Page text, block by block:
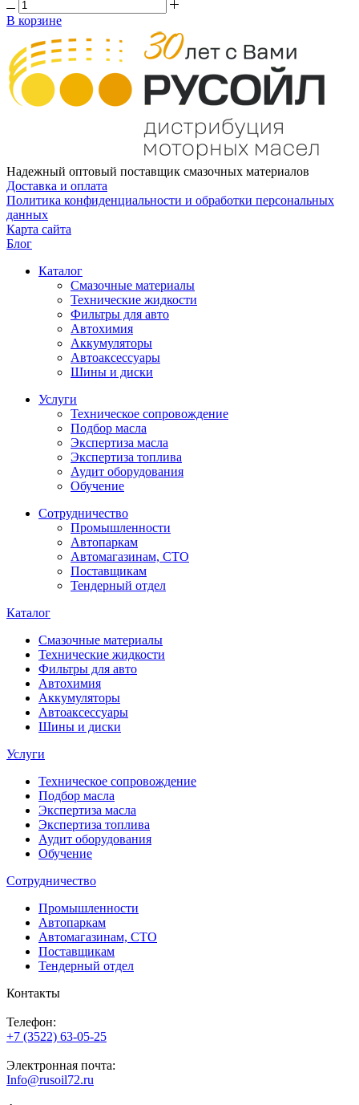
В корзине
Надежный оптовый поставщик смазочных материалов
Доставка и оплата
Политика конфиденциальности и обработки персональных
данных
Карта сайта
Блог
Каталог
Смазочные материалы
Технические жидкости
Фильтры для авто
Автохимия
Аккумуляторы
Автоаксессуары
Шины и диски
Услуги
Техническое сопровождение
Подбор масла
Экспертиза масла
Экспертиза топлива
Аудит оборудования
Обучение
Сотрудничество
Промышленности
Автопаркам
Автомагазинам, СТО
Поставщикам
Тендерный отдел
Каталог
Смазочные материалы
Технические жидкости
Фильтры для авто
Автохимия
Аккумуляторы
Автоаксессуары
Шины и диски
Услуги
Техническое сопровождение
Подбор масла
Экспертиза масла
Экспертиза топлива
Аудит оборудования
Обучение
Сотрудничество
Промышленности
Автопаркам
Автомагазинам, СТО
Поставщикам
Тендерный отдел
Контакты
Телефон:
+7 (3522) 63-05-25
Электронная почта:
Info@rusoil72.ru